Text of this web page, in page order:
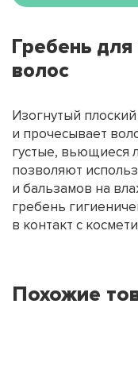
Гребень для
волос
Изогнутый
и прочесывает
густые, вьющиеся
позволяют
и бальзамов на
гребень
в контакт с
Похожие